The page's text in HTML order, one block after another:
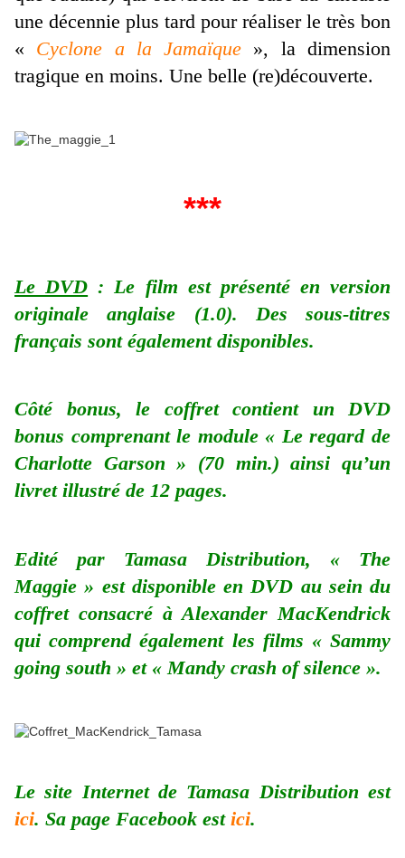
une décennie plus tard pour réaliser le très bon
« Cyclone a la Jamaïque », la dimension
tragique en moins. Une belle (re)découverte.
***
Le DVD : Le film est présenté en version
originale anglaise (1.0). Des sous-titres
français sont également disponibles.
Côté bonus, le coffret contient un DVD
bonus comprenant le module « Le regard de
Charlotte Garson » (70 min.) ainsi qu’un
livret illustré de 12 pages.
Edité par Tamasa Distribution, « The
Maggie » est disponible en DVD au sein du
coffret consacré à Alexander MacKendrick
qui comprend également les films « Sammy
going south » et « Mandy crash of silence ».
Le site Internet de Tamasa Distribution est
ici. Sa page Facebook est ici.